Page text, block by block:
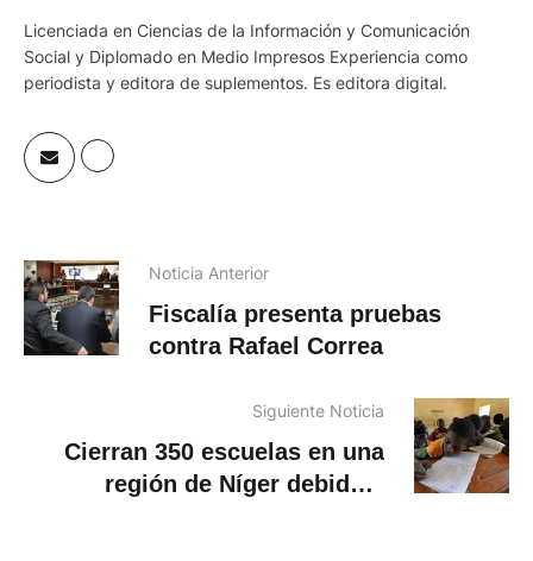
Licenciada en Ciencias de la Información y Comunicación
Social y Diplomado en Medio Impresos Experiencia como
periodista y editora de suplementos. Es editora digital.
Noticia Anterior
Fiscalía presenta pruebas
contra Rafael Correa
Siguiente Noticia
Cierran 350 escuelas en una
región de Níger debido a